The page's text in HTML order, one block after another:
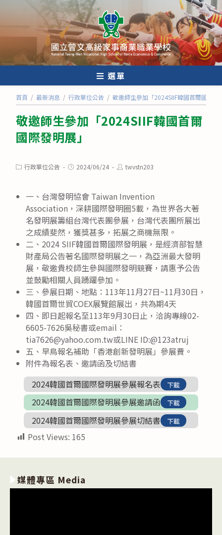
內
選單
首頁 / 最新消息 / 行政單位公告 / 敬邀師生參加「2024SIIF韓國首爾國際發
敬邀師生參加「2024SIIF韓國首爾
國際發明展」
Post行政單位公告
Post2024/06/24
Posttwvstn203
一、台灣發明協會 Taiwan Invention
Association，深耕國際發明圈5載，為世界各大著
名發明展籌組台灣代表團參展，台灣代表團所展出
之成績斐然，獲獎甚多，拓展之商機無限。
二、2024 SIIF韓國首爾國際發明展，是經濟部智慧
財產局公告著名國際發明展之一，為亞洲最大發明
展，敬邀貴校師生參與國際發明競賽，請惠予公告
並鼓勵相關人員踴躍參加。
三、參展日期、地點：113年11月27日~11月30日，
韓國首爾世貿COEX展覽館展出，共為期4天
四、即日起報名至113年9月30日止，洽詢專線02-
6605-7626吳秘書或email：
tia7626@yahoo.com.tw或LINE ID:@123atruj
五、早鳥報名補助「香港創新發明展」參展費。
附件為報名表、邀請函及切結書
2024韓國首爾國際發明展參展報名表
下載
2024韓國首爾國際發明展參展邀請函 下載
2024韓國首爾國際發明展參展切結書 下載
Post Views: 165
媒體專區 Media